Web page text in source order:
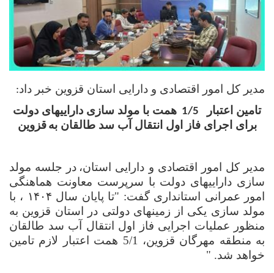
مدیر کل امور اقتصادی و دارایی استان قزوین خبر داد:
تامین اعتبار 1/5 همت با مولد سازی داراییهای دولت
برای اجرای فاز اول انتقال آب سد طالقان به قزوین
مدیر کل امور اقتصادی و دارایی استان، در جلسه مولد
سازی داراییهای دولت با سرپرست معاونت هماهنگی
امور عمرانی استانداری گفت: "
تا پایان سال ۱۴۰۴ ، با
مولد سازی یکی از زمینهای دولتی در استان قزوین به
منظور عملیات اجرایی فاز اول انتقال آب سد طالقان
به منطقه مهرگان قزوین، 5/1 همت اعتبار لازم تامین
خواهد شد. "